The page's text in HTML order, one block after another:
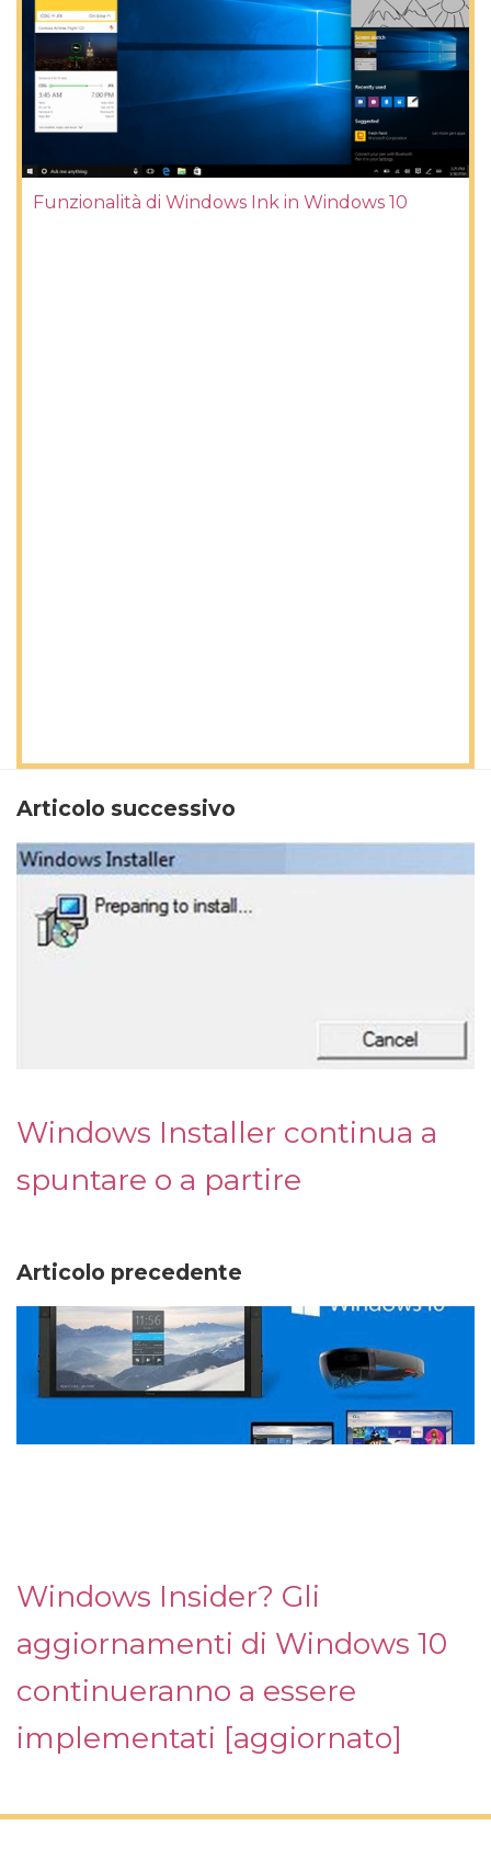
Funzionalità di Windows Ink in Windows 10
Articolo successivo
Windows Installer continua a
spuntare o a partire
Articolo precedente
Windows Insider? Gli
aggiornamenti di Windows 10
continueranno a essere
implementati [aggiornato]